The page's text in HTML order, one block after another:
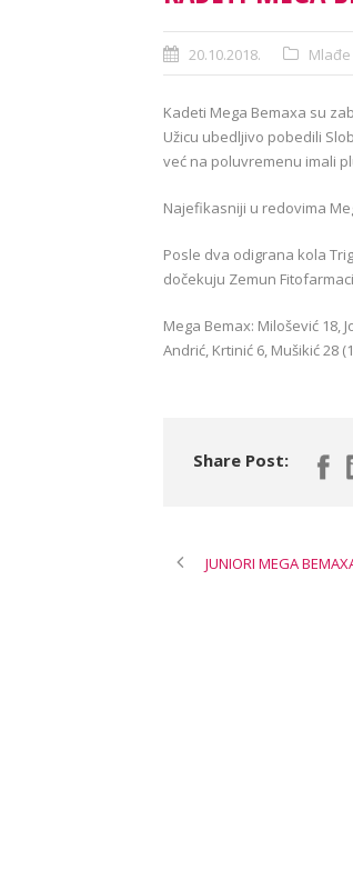
20.10.2018.
Kadeti Mega Bemaxa su
Užicu ubedljivo pobedili
već na poluvremenu imali
Najefikasniji u redovima
Posle dva odigrana kola
dočekuju Zemun
Mega Bemax: Milošević 18,
Andrić, Krtinić 6, Mušikić 28
Share Post:
JUNIORI MEGA